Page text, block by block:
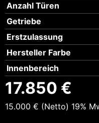
Anzahl Türen
Getriebe
Erstzulassung
Hersteller Farbe
Innenbereich
17.850 €
15.000 € (Netto) 19%